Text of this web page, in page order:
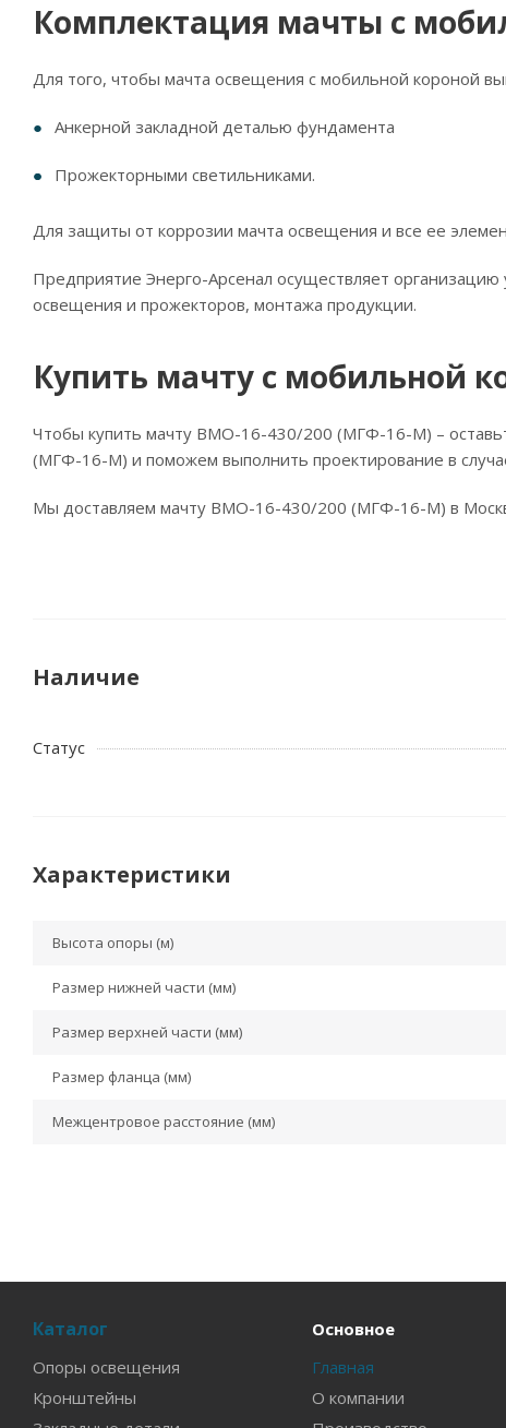
Комплектация мачты с
Для того, чтобы мачта освещения с мобильной короной
Анкерной закладной деталью фундамента
Прожекторными светильниками.
Для защиты от коррозии мачта освещения и все ее
Предприятие Энерго-Арсенал осуществляет организацию
освещения и прожекторов, монтажа продукции.
Купить мачту с мобильной
Чтобы купить мачту ВМО-16-430/200 (МГФ-16-М) –
(МГФ-16-М) и поможем выполнить проектирование в
Мы доставляем мачту ВМО-16-430/200 (МГФ-16-М) в
Наличие
Статус
Характеристики
Высота опоры (м)
Размер нижней части (мм)
Размер верхней части (мм)
Размер фланца (мм)
Межцентровое расстояние (мм)
Каталог
Опоры освещения
Кронштейны
Основное
Главная
О компании